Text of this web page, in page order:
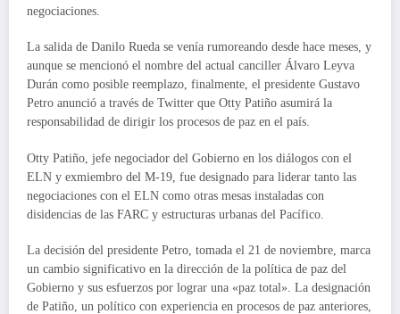
negociaciones.
La salida de Danilo Rueda se venía rumoreando desde hace meses, y
aunque se mencionó el nombre del actual canciller Álvaro Leyva
Durán como posible reemplazo, finalmente, el presidente Gustavo
Petro anunció a través de Twitter que Otty Patiño asumirá la
responsabilidad de dirigir los procesos de paz en el país.
Otty Patiño, jefe negociador del Gobierno en los diálogos con el
ELN y exmiembro del M-19, fue designado para liderar tanto las
negociaciones con el ELN como otras mesas instaladas con
disidencias de las FARC y estructuras urbanas del Pacífico.
La decisión del presidente Petro, tomada el 21 de noviembre, marca
un cambio significativo en la dirección de la política de paz del
Gobierno y sus esfuerzos por lograr una «paz total». La designación
de Patiño, un político con experiencia en procesos de paz anteriores,